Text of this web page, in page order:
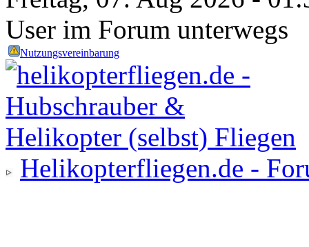
User im Forum unterwegs
Nutzungsvereinbarung
Helikopterfliegen.de -